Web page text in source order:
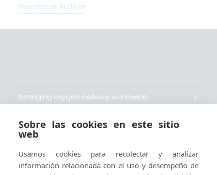
Newsletter Archive
Arranging oxygen delivery worldwide
Fait livrer de l’oxygène dans le monde entier
Organisiert weltweit Sauerstofflieferungen
Sobre las cookies en este sitio
web
Usamos cookies para recolectar y analizar
información relacionada con el uso y desempeño de